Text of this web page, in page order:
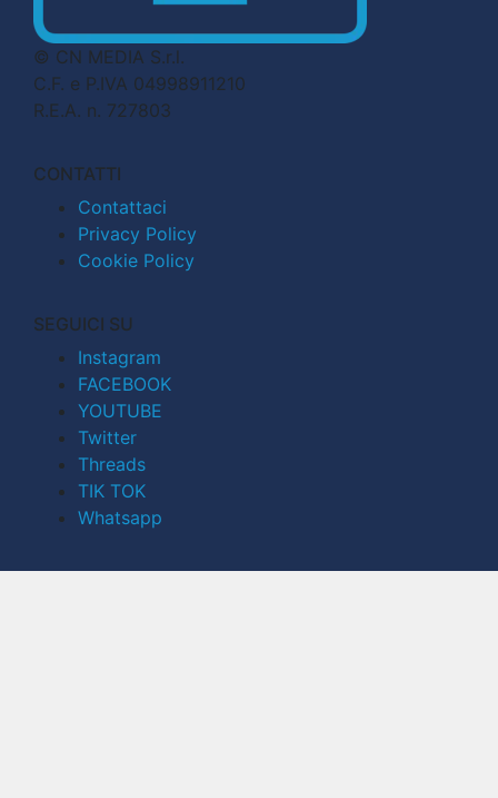
© CN MEDIA S.r.l.
C.F. e P.IVA 04998911210
R.E.A. n. 727803
CONTATTI
Contattaci
Privacy Policy
Cookie Policy
SEGUICI SU
Instagram
FACEBOOK
YOUTUBE
Twitter
Threads
TIK TOK
Whatsapp